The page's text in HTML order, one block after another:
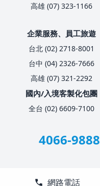
高雄 (07) 323-1166
企業服務、員工旅遊
台北 (02) 2718-8001
台中 (04) 2326-7666
高雄 (07) 321-2292
國內/入境客製化包團
全台 (02) 6609-7100
4066-9888
call 網路電話